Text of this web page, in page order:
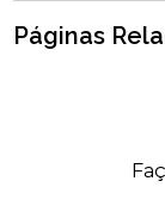
Páginas